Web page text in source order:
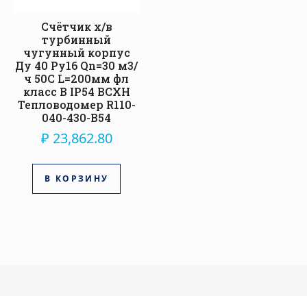
Счётчик х/в
турбинный
чугунный корпус
Ду 40 Ру16 Qn=30 м3/
ч 50С L=200мм фл
класс B IP54 ВСХН
Тепловодомер R110-
040-430-B54
₽ 23,862.80
В КОРЗИНУ